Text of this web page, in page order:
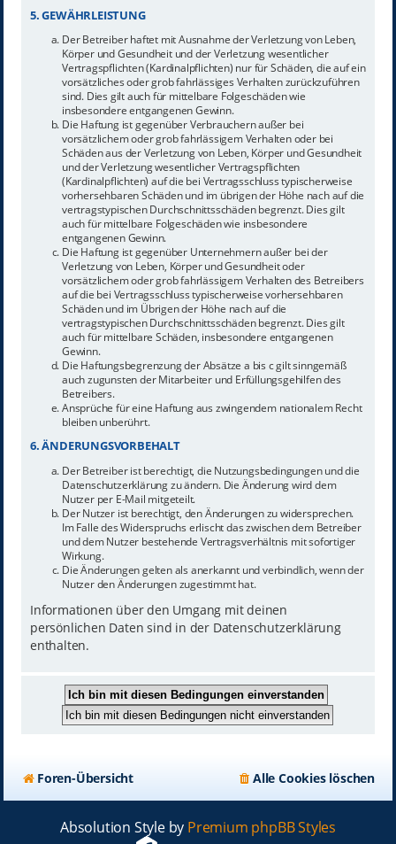
5. GEWÄHRLEISTUNG
Der Betreiber haftet mit Ausnahme der Verletzung von Leben,
Körper und Gesundheit und der Verletzung wesentlicher
Vertragspflichten (Kardinalpflichten) nur für Schäden, die auf ein
vorsätzliches oder grob fahrlässiges Verhalten zurückzuführen
sind. Dies gilt auch für mittelbare Folgeschäden wie
insbesondere entgangenen Gewinn.
Die Haftung ist gegenüber Verbrauchern außer bei
vorsätzlichem oder grob fahrlässigem Verhalten oder bei
Schäden aus der Verletzung von Leben, Körper und Gesundheit
und der Verletzung wesentlicher Vertragspflichten
(Kardinalpflichten) auf die bei Vertragsschluss typischerweise
vorhersehbaren Schäden und im übrigen der Höhe nach auf die
vertragstypischen Durchschnittsschäden begrenzt. Dies gilt
auch für mittelbare Folgeschäden wie insbesondere
entgangenen Gewinn.
Die Haftung ist gegenüber Unternehmern außer bei der
Verletzung von Leben, Körper und Gesundheit oder
vorsätzlichem oder grob fahrlässigem Verhalten des Betreibers
auf die bei Vertragsschluss typischerweise vorhersehbaren
Schäden und im Übrigen der Höhe nach auf die
vertragstypischen Durchschnittsschäden begrenzt. Dies gilt
auch für mittelbare Schäden, insbesondere entgangenen
Gewinn.
Die Haftungsbegrenzung der Absätze a bis c gilt sinngemäß
auch zugunsten der Mitarbeiter und Erfüllungsgehilfen des
Betreibers.
Ansprüche für eine Haftung aus zwingendem nationalem Recht
bleiben unberührt.
6. ÄNDERUNGSVORBEHALT
Der Betreiber ist berechtigt, die Nutzungsbedingungen und die
Datenschutzerklärung zu ändern. Die Änderung wird dem
Nutzer per E-Mail mitgeteilt.
Der Nutzer ist berechtigt, den Änderungen zu widersprechen.
Im Falle des Widerspruchs erlischt das zwischen dem Betreiber
und dem Nutzer bestehende Vertragsverhältnis mit sofortiger
Wirkung.
Die Änderungen gelten als anerkannt und verbindlich, wenn der
Nutzer den Änderungen zugestimmt hat.
Informationen über den Umgang mit deinen
persönlichen Daten sind in der Datenschutzerklärung
enthalten.
Foren-Übersicht Alle Cookies löschen
Absolution Style by Premium phpBB Styles